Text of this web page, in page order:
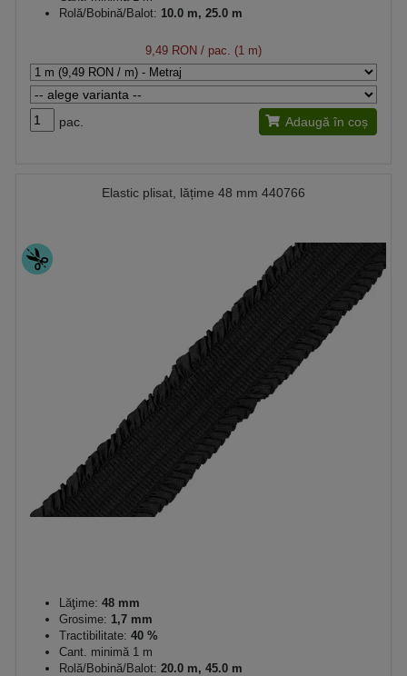
Rolă/Bobină/Balot: 10.0 m, 25.0 m
9,49 RON / pac. (1 m)
pac. Adaugă în coș
Elastic plisat, lățime 48 mm 440766
Lăţime: 48 mm
Grosime: 1,7 mm
Tractibilitate: 40 %
Cant. minimă 1 m
Rolă/Bobină/Balot: 20.0 m, 45.0 m